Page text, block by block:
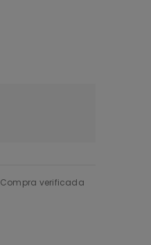
Compra verificada